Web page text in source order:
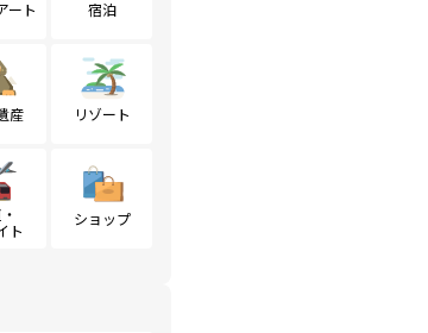
ート 宿泊
産 リゾート
ト
ショップ